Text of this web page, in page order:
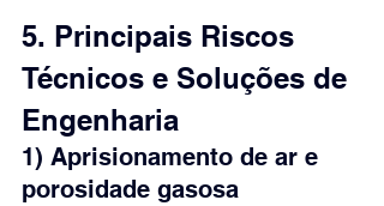
5. Principais Riscos
Técnicos e Soluções de
Engenharia
1) Aprisionamento de ar e
porosidade gasosa